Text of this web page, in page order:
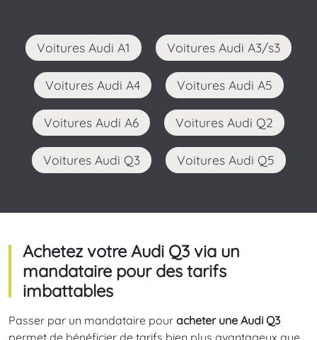
Voitures Audi A1 Voitures Audi A3/s3
Voitures Audi A4 Voitures Audi A5
Voitures Audi A6 Voitures Audi Q2
Voitures Audi Q3 Voitures Audi Q5
Achetez votre Audi Q3 via un
mandataire pour des tarifs
imbattables
Passer par un mandataire pour acheter une Audi Q3